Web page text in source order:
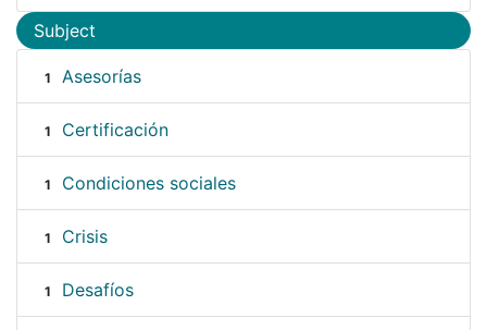
Subject
1 Asesorías
1 Certificación
1 Condiciones sociales
1 Crisis
1 Desafíos